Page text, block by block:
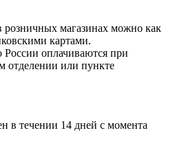
розничных магазинах можно как
картами.
России оплачиваются при
отделении или пункте
в течении 14 дней с момента